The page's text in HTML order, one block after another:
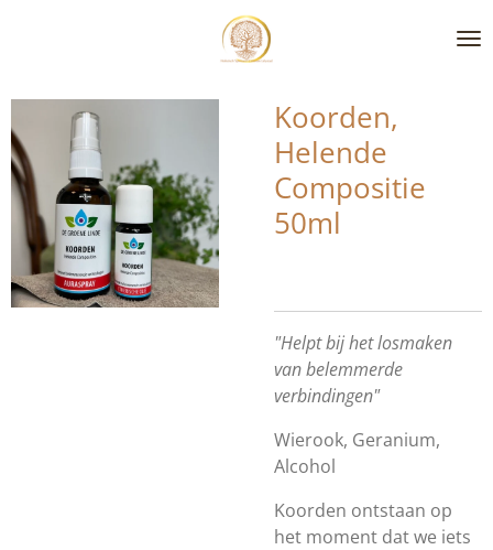
de
hoofdinhoud
Koorden,
Helende
Compositie
50ml
"Helpt bij het losmaken
van belemmerde
verbindingen"
Wierook, Geranium,
Alcohol
Koorden ontstaan op
het moment dat we iets